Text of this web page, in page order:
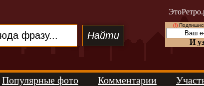
(!)
И
Популярные фото Комментарии